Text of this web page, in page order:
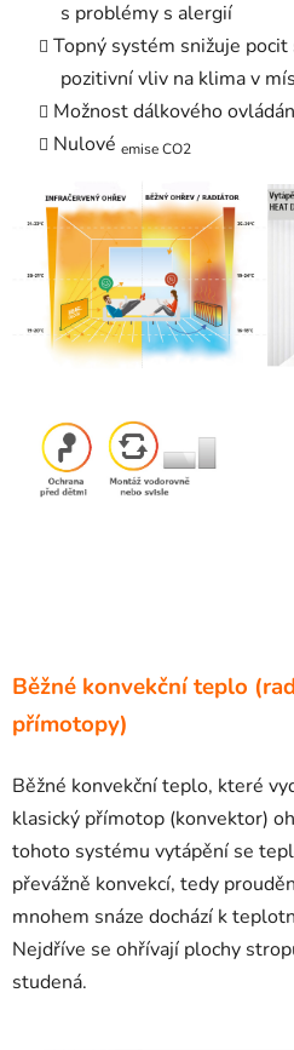
s problémy s alergií
Topný systém snižuje pocit
pozitivní vliv na klima v
Možnost dálkového
Nulové emise CO2
Běžné konvekční teplo
přímotopy)
Běžné konvekční teplo, které
klasický přímotop (konvektor)
tohoto systému vytápění se
převážně konvekcí, tedy
mnohem snáze dochází k
Nejdříve se ohřívají plochy
studená.